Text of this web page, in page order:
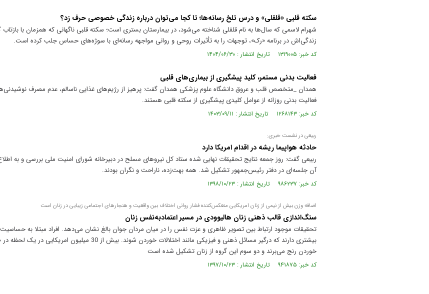
سکته قلبی «قلقلی» و درس تلخ رسانه‌ها؛ تا کجا می‌توان درباره زندگی خصوصی حرف زد؟
شهرام لاسمی که سال‌ها به نام قلقلی شناخته می‌شود، در بیمارستان بستری است؛ سکته قلبی ناگهانی که همزمان با
زندگی‌اش در برنامه «رک»، توجهات را به تأثیرات روحی و روانی مواجهه رسانه‌ای با سوژه‌های حساس جلب کرده است.
کد خبر: ۱۳۱۹۰۰۵ تاریخ انتشار : ۱۴۰۴/۰۶/۳۰
فعالیت بدنی مستمر، کلید پیشگیری از بیماری‌های قلبی
همدان _متخصص قلب و عروق دانشگاه علوم پزشکی همدان گفت: پرهیز از رژیم‌های غذایی ناسالم، عدم مصرف
فعالیت بدنی روزانه از عوامل کلیدی پیشگیری از سکته قلبی هستند.
کد خبر: ۱۲۶۸۱۴۳ تاریخ انتشار : ۱۴۰۳/۰۹/۱۱
ربیعی در نشست خبری:
حادثه هواپیما ریشه در اقدام امریکا دارد
ربیعی گفت: روز جمعه نتایج تحقیقات نهایی شده ستاد کل نیرو‌های مسلح در دبیرخانه شورای امنیت ملی بررسی و به
آن جلسه‌ای در دفتر رئیس‌جمهور تشکیل شد. همه بهت‌زده، ناراحت و نگران بودند.
کد خبر: ۹۸۶۲۳۷ تاریخ انتشار : ۱۳۹۸/۱۰/۲۳
اضافه وزن بیش از نیمی از زنان امریکایی منعکس‌کننده فشار روانی اختلاف بین واقعیت و هنجار‌های اجتماعی زیبایی در زنان است
سنگ‌اندازی قالب ذهنی زنان هالیوودی در مسیر اعتماد‌به‌نفس زنان
تحقیقات موجود ارتباط بین تصویر ظاهری و عزت نفس را در میان مردان جوان بالغ نشان می‌دهد. افراد مبتلا به
بیشتری دارند که درگیر مسائل ذهنی و فیزیکی مانند اختلالات خوردن شوند.
خوردن رنج می‌برند و دو سوم این گروه از زنان تشکیل شده است
کد خبر: ۹۴۱۸۷۵ تاریخ انتشار : ۱۳۹۷/۱۰/۲۳